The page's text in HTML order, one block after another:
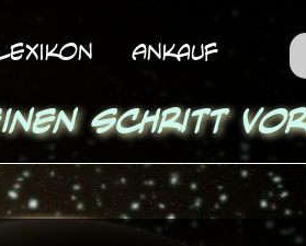
Ankauf
Schritt